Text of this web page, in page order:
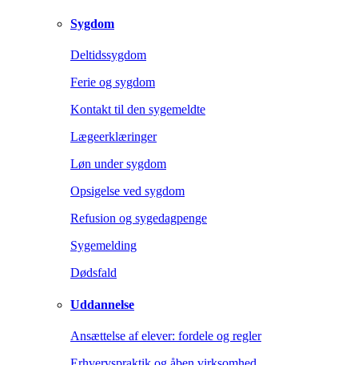
Sygdom
Deltidssygdom
Ferie og sygdom
Kontakt til den sygemeldte
Lægeerklæringer
Løn under sygdom
Opsigelse ved sygdom
Refusion og sygedagpenge
Sygemelding
Dødsfald
Uddannelse
Ansættelse af elever: fordele og regler